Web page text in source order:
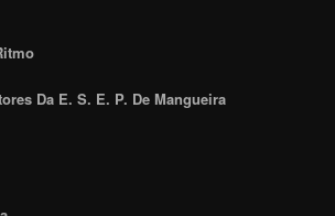
Da E. S. E. P. De Mangueira